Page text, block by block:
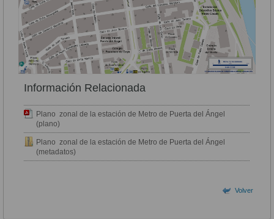
Información Relacionada
Plano zonal de la estación de Metro de Puerta del Ángel
(plano)
Plano zonal de la estación de Metro de Puerta del Ángel
(metadatos)
Volver